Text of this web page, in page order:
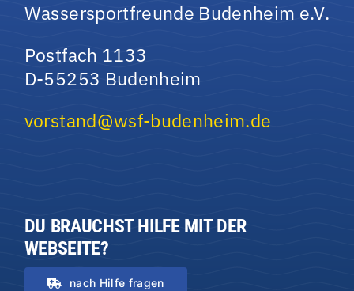
Wassersportfreunde Budenheim e.V.
Postfach 1133
D-55253 Budenheim
vorstand@wsf-budenheim.de
DU BRAUCHST HILFE MIT DER
WEBSEITE?
nach Hilfe fragen